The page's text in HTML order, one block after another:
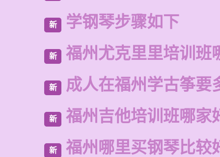
新 学钢琴步骤如下
新 福州尤克里里培训班
新 成人在福州学古筝要
新 福州吉他培训班哪家
新 福州哪里买钢琴比较